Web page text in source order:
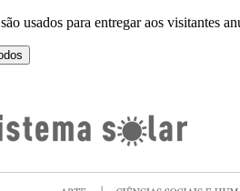
usados para entregar aos visitantes